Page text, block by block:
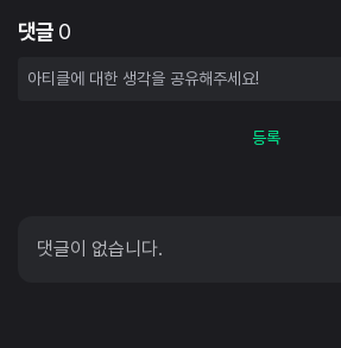
댓글 0
등록
댓글이 없습니다.